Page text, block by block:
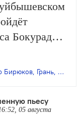
Бокурадзе
Бирюков, Грань, Денис
пьесу
05 августа